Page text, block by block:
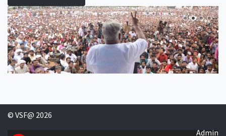
© VSF@ 2026
Admin